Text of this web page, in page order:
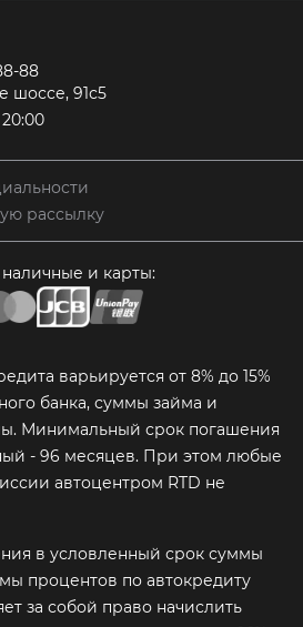
88
шоссе, 91с5
рассылку
и карты:
варьируется от 8% до 15%
банка, суммы займа и
Минимальный срок погашения
- 96 месяцев. При этом любые
автоцентром RTD не
в условленный срок суммы
процентов по автокредиту
за собой право начислить